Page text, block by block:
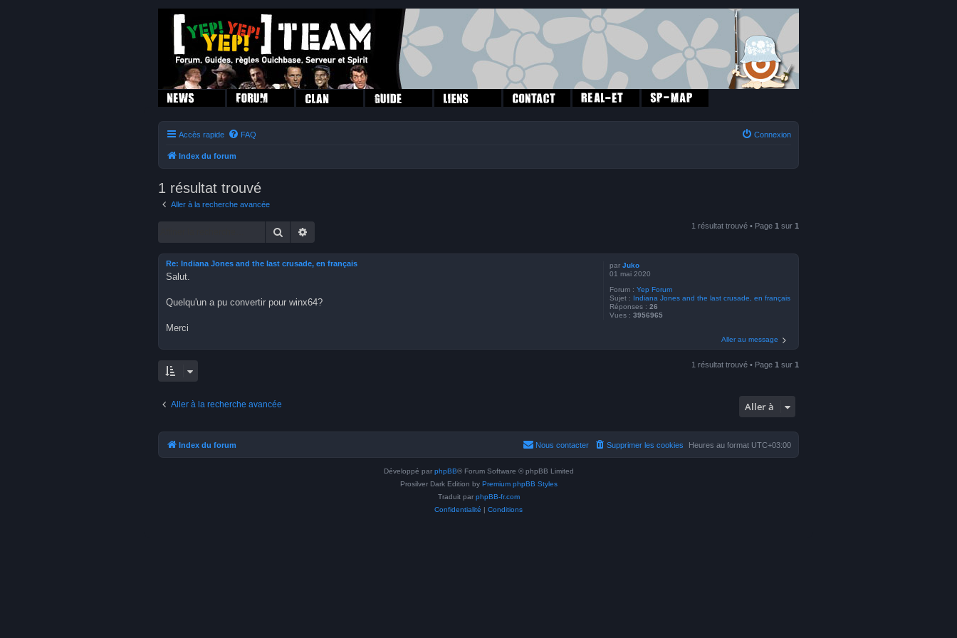
Accès rapide FAQ Connexion
Index du forum
1 résultat trouvé
Aller à la recherche avancée
Rechercher 1 résultat trouvé • Page 1 sur 1
par Juko
01 mai 2020
Forum : Yep Forum
Sujet : Indiana Jones and the last crusade, en français
Réponses : 26
Vues : 3956965
Re: Indiana Jones and the last crusade, en français
Salut.
Quelqu'un a pu convertir pour winx64?
Merci
Aller au message
1 résultat trouvé • Page 1 sur 1
Aller à la recherche avancée Aller à
Index du forum Heures au format UTC+03:00
Supprimer les cookies
Nous contacter
Développé par phpBB® Forum Software © phpBB Limited
Prosilver Dark Edition by Premium phpBB Styles
Traduit par phpBB-fr.com
Confidentialité | Conditions